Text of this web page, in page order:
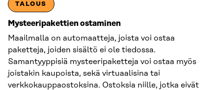
suodattimien
TALOUS
Mysteeripakettien ostaminen
Maailmalla on automaatteja, joista voi ostaa
paketteja, joiden sisältö ei ole tiedossa.
Samantyyppisiä mysteeripaketteja voi ostaa myös
joistakin kaupoista, sekä virtuaalisina tai
verkkokauppaostoksina. Ostoksia niille, jotka eivät